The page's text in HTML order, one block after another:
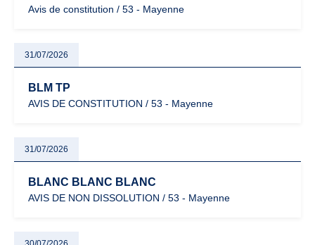
Avis de constitution / 53 - Mayenne
31/07/2026
BLM TP
AVIS DE CONSTITUTION / 53 - Mayenne
31/07/2026
BLANC BLANC BLANC
AVIS DE NON DISSOLUTION / 53 - Mayenne